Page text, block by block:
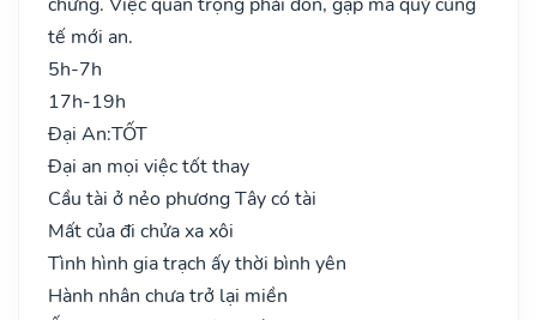
tế mới an.
5h-7h
17h-19h
Đại An:TỐT
Đại an mọi việc tốt thay
Cầu tài ở nẻo phương Tây có tài
Mất của đi chửa xa xôi
Tình hình gia trạch ấy thời bình yên
Hành nhân chưa trở lại miền